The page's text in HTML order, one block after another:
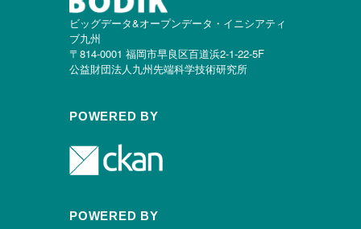
ビッグデータ&オープンデータ・イニシアティ
ブ九州
〒814-0001 福岡市早良区百道浜2-1-22-5F
公益財団法人九州先端科学技術研究所
POWERED BY
POWERED BY